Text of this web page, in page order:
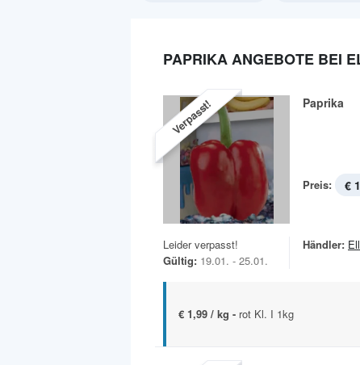
PAPRIKA ANGEBOTE BEI
Verpasst! Paprika
Preis: €
Leider verpasst!
Gültig: 19.01. - 25.01.
Händler:
€ 1,99 / kg - rot Kl. I 1kg